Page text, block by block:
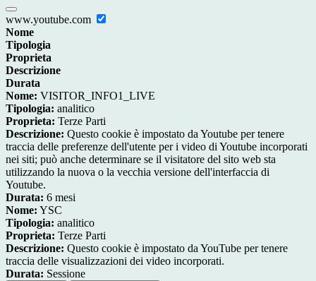
www.youtube.com
Nome
Tipologia
Proprieta
Descrizione
Durata
Nome: VISITOR_INFO1_LIVE
Tipologia: analitico
Proprieta: Terze Parti
Descrizione: Questo cookie è impostato da Youtube per tenere
traccia delle preferenze dell'utente per i video di Youtube incorporati
nei siti; può anche determinare se il visitatore del sito web sta
utilizzando la nuova o la vecchia versione dell'interfaccia di
Youtube.
Durata: 6 mesi
Nome: YSC
Tipologia: analitico
Proprieta: Terze Parti
Descrizione: Questo cookie è impostato da YouTube per tenere
traccia delle visualizzazioni dei video incorporati.
Durata: Sessione